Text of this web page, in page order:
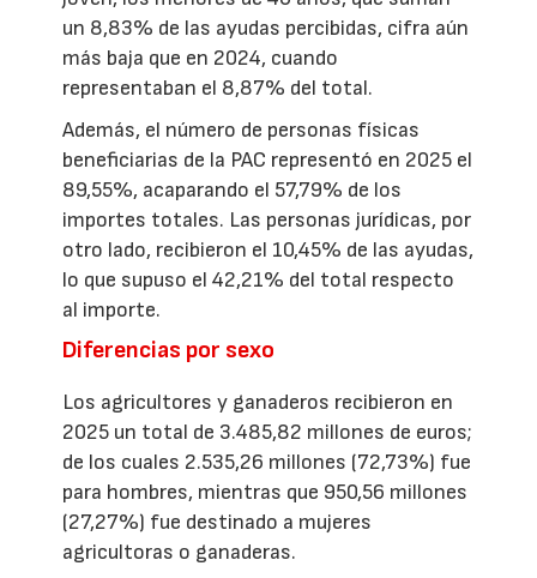
un 8,83% de las ayudas percibidas, cifra aún
más baja que en 2024, cuando
representaban el 8,87% del total.
Además, el número de personas físicas
beneficiarias de la PAC representó en 2025 el
89,55%, acaparando el 57,79% de los
importes totales. Las personas jurídicas, por
otro lado, recibieron el 10,45% de las ayudas,
lo que supuso el 42,21% del total respecto
al importe.
Diferencias por sexo
Los agricultores y ganaderos recibieron en
2025 un total de 3.485,82 millones de euros;
de los cuales 2.535,26 millones (72,73%) fue
para hombres, mientras que 950,56 millones
(27,27%) fue destinado a mujeres
agricultoras o ganaderas.